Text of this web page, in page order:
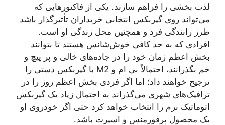
لذت بخشی را فراهم سازند. یکی از فاکتورهایی که
می‌تواند روی گیربکس انتخابی خریداران تأثیرگذار باشد
طرز رانندگی فرد و همچنین محل زندگی او است.
افرادی که به حد کافی خوش‌شانس هستند تا بتوانند
بخش اعظم زمان خود را در جاده‌های خالی و پر پیچ و
خم بگذرانند، احتمالاً بی ام و M2 با گیربکس دستی را
ترجیح خواهند داد؛ اما اگر فردی بخش اعظم روز را در
ترافیک‌های شهری می‌گذراند به احتمال زیاد یک گیربکس
اتوماتیک نرم را انتخاب خواهد کرد حتی اگر خودروی او
یک محصول پرفورمنس و اسپرت باشد.